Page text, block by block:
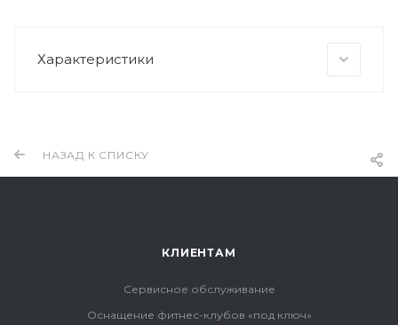
Характеристики
НАЗАД К СПИСКУ
КЛИЕНТАМ
Сервисное обслуживание
Оснащение фитнес-клубов «под ключ»